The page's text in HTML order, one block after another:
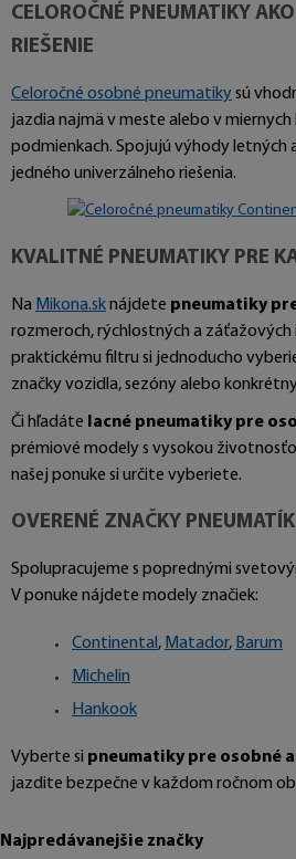
CELOROČNÉ PNEUMATIKY
RIEŠENIE
Celoročné osobné pneumatikysú
jazdia najmä v meste alebo v
podmienkach. Spojujú výhody letných
jedného univerzálneho riešenia.
KVALITNÉ PNEUMATIKY PRE
Na Mikona.sknájdete pneumatiky
rozmeroch, rýchlostných a záťažových
praktickému filtru si jednoducho
značky vozidla, sezóny alebo
Či hľadáte lacné pneumatiky pre
prémiové modely s vysokou
našej ponuke si určite vyberiete.
OVERENÉ ZNAČKY
Spolupracujeme s poprednými
V ponuke nájdete modely značiek:
Continental , Matador, Barum
Michelin
Hankook
Vyberte si pneumatiky pre osobné
jazdite bezpečne v každom ročnom
Najpredávanejšie značky